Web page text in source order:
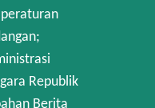
Republik
Berita